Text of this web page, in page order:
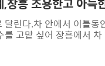
린다.차 안에서 이틀
고맡 싶어 장흥에서
함께 운영한 곳이다.
마도 이쪽으로 전문